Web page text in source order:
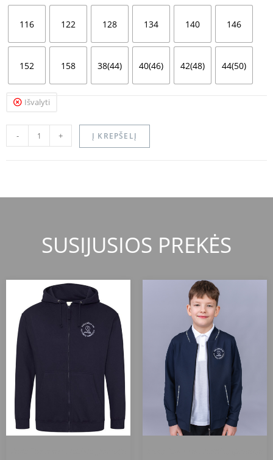
116 122 128 134 140 146
152 158 38(44) 40(46) 42(48) 44(50)
Išvalyti
- + Į KREPŠELĮ
SUSIJUSIOS PREKĖS